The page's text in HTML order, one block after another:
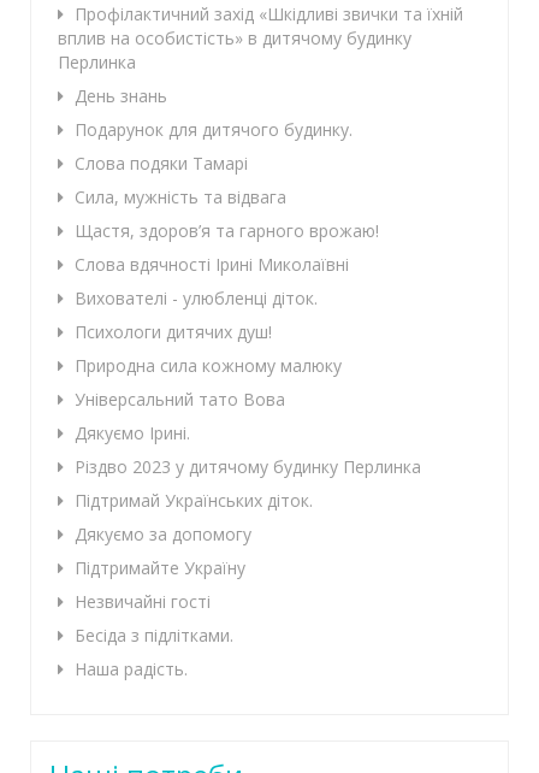
Профілактичний захід «Шкідливі звички та їхній
вплив на особистість» в дитячому будинку
Перлинка
День знань
Подарунок для дитячого будинку.
Слова подяки Тамарі
Сила, мужність та відвага
Щастя, здоров’я та гарного врожаю!
Слова вдячності Ірині Миколаївні
Вихователі - улюбленці діток.
Психологи дитячих душ!
Природна сила кожному малюку
Універсальний тато Вова
Дякуємо Ірині.
Різдво 2023 у дитячому будинку Перлинка
Підтримай Українських діток.
Дякуємо за допомогу
Підтримайте Україну
Незвичайні гості
Бесіда з підлітками.
Наша радість.